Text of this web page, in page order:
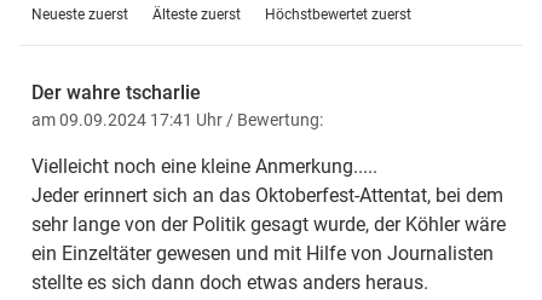
Neueste zuerst Älteste zuerst Höchstbewertet zuerst
Der wahre tscharlie
am 09.09.2024 17:41 Uhr / Bewertung:
Vielleicht noch eine kleine Anmerkung.....
Jeder erinnert sich an das Oktoberfest-Attentat, bei dem
sehr lange von der Politik gesagt wurde, der Köhler wäre
ein Einzeltäter gewesen und mit Hilfe von Journalisten
stellte es sich dann doch etwas anders heraus.